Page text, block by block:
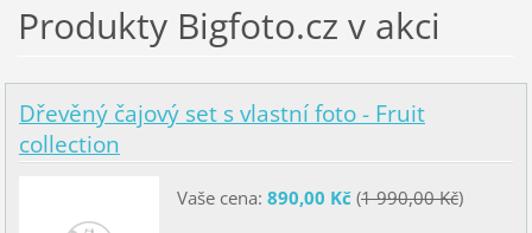
Produkty Bigfoto.cz v akci
Dřevěný čajový set s vlastní foto - Fruit
collection
Vaše cena: 890,00 Kč(1 990,00 Kč)